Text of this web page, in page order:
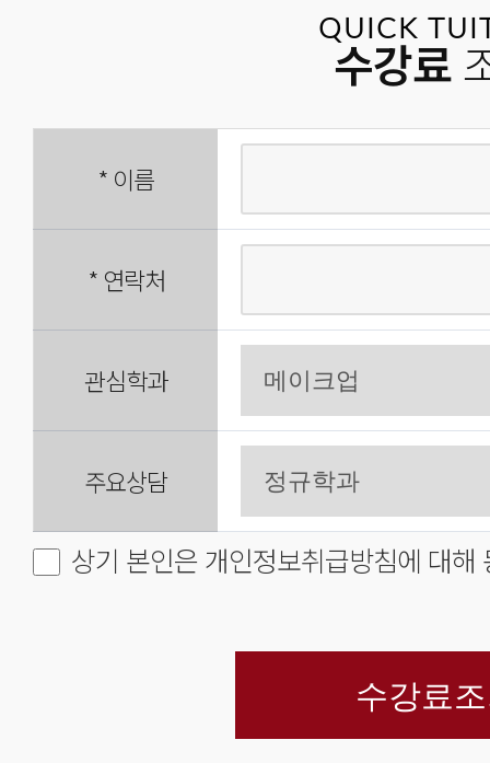
수강료
QUICK
* 이름
*연락처
관심학과
주요상담
상기 본인은 개인정보취급방침에 대해
수강료